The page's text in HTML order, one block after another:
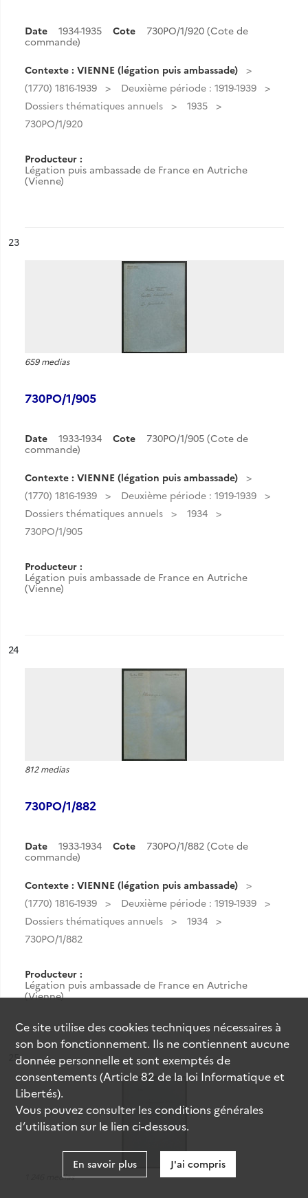
Date 1934-1935 Cote
730PO/1/920 (Cote de
commande)
Contexte : VIENNE (légation puis ambassade)
(1770) 1816-1939
Deuxième période : 1919-1939
Dossiers thématiques annuels
1935
730PO/1/920
Producteur :
Légation puis ambassade de France en Autriche
(Vienne)
n°
23
659 medias
730PO/1/905
Date 1933-1934 Cote
730PO/1/905 (Cote de
commande)
Contexte : VIENNE (légation puis ambassade)
(1770) 1816-1939
Deuxième période : 1919-1939
Dossiers thématiques annuels
1934
730PO/1/905
Producteur :
Légation puis ambassade de France en Autriche
(Vienne)
n°
24
812 medias
730PO/1/882
Date 1933-1934 Cote
730PO/1/882 (Cote de
commande)
Contexte : VIENNE (légation puis ambassade)
(1770) 1816-1939
Deuxième période : 1919-1939
Dossiers thématiques annuels
1934
730PO/1/882
Producteur :
Légation puis ambassade de France en Autriche
(Vienne)
n°
25
1 246 medias
Ce site utilise descookiestechniques nécessaires à
son bon fonctionnement. Ils ne contiennent aucune
donnée personnelle et sont exemptés de
consentements (Article 82 de la loi Informatique et
Libertés).
Vous pouvez consulter les conditions générales
d’utilisation sur le lien ci-dessous.
En savoir plus J'ai compris